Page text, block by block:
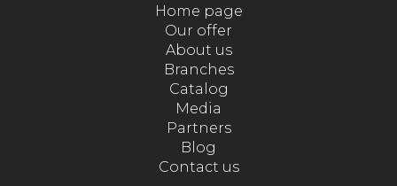
Home page
Our offer
About us
Branches
Catalog
Media
Partners
Blog
Contact us